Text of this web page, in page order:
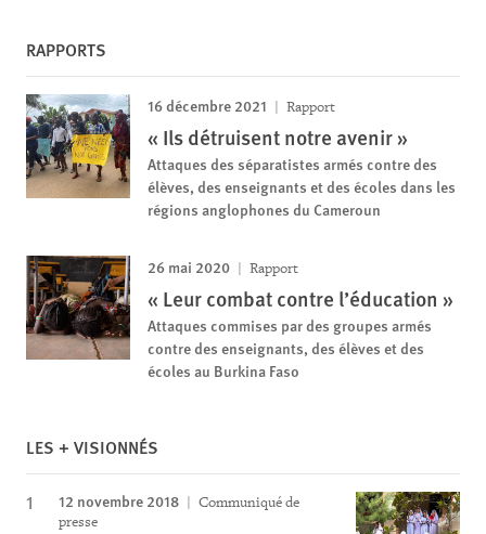
RAPPORTS
16 décembre 2021 Rapport
« Ils détruisent notre avenir »
Attaques des séparatistes armés contre des
élèves, des enseignants et des écoles dans les
régions anglophones du Cameroun
26 mai 2020 Rapport
« Leur combat contre l’éducation »
Attaques commises par des groupes armés
contre des enseignants, des élèves et des
écoles au Burkina Faso
LES + VISIONNÉS
12 novembre 2018
Communiqué de
presse